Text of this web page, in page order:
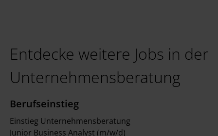
Entdecke weitere Jobs in der
Unternehmensberatung
Berufseinstieg
Einstieg Unternehmensberatung
Junior Business Analyst (m/w/d)